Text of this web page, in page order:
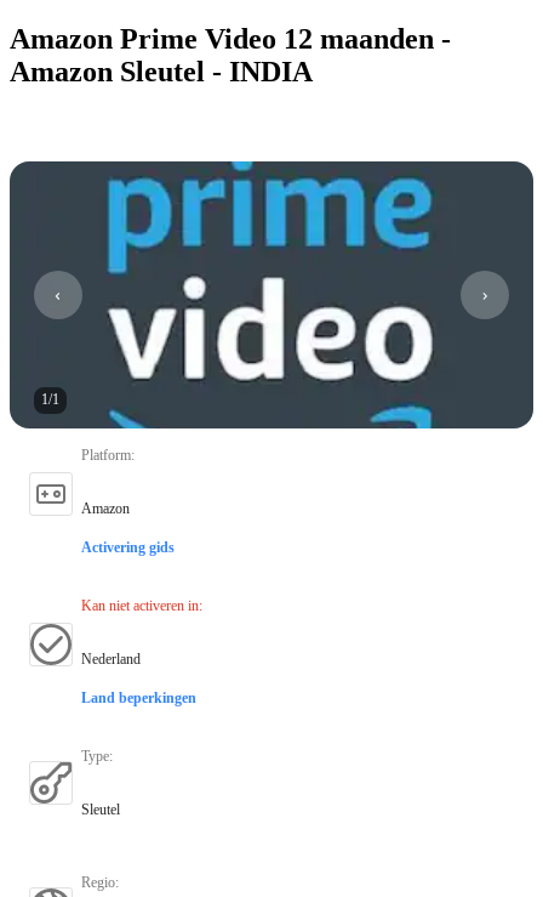
Amazon Prime Video 12 maanden -
Amazon Sleutel - INDIA
1/1
Platform:
Amazon
Activering gids
Kan niet activeren in:
Nederland
Land beperkingen
Type:
Sleutel
Regio: